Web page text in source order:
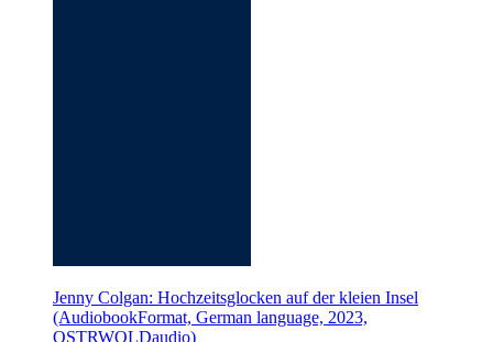
Jenny Colgan: Hochzeitsglocken auf der kleien Insel
(AudiobookFormat, German language, 2023,
OSTRWOLDaudio)